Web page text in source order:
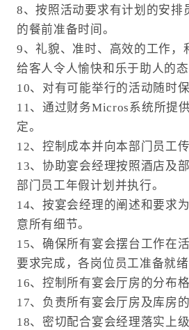
8、按照活动要求有计划的安排
的餐前准备时间。
9、礼貌、准时、高效的工作，
给客人令人愉快和乐于助人的态
10、对有可能举行的活动随时保
11、通过财务Micros系统所提
定。
12、控制成本并向本部门员工
13、协助宴会经理按照酒店及
部门员工年假计划并执行。
14、按宴会经理的阐述和要求
意所有细节。
15、确保所有宴会摆台工作在
要求完成，各岗位员工准备就绪
16、控制所有宴会厅房的分布格
17、负责所有宴会厅房及库房
18、密切配合宴会经理落实上